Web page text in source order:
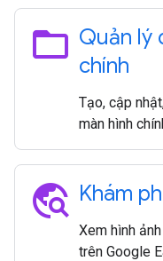
folder_open Quản lý
chính
Tạo, cập
màn hình
travel_explore Khám
Xem hình
trên Google